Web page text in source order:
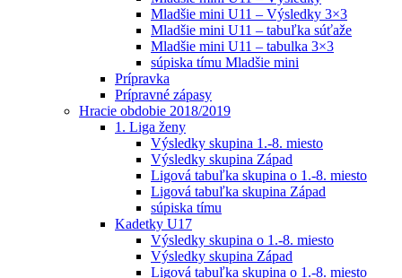
Mladšie mini U11 – Výsledky 3×3
Mladšie mini U11 – tabuľka súťaže
Mladšie mini U11 – tabulka 3×3
súpiska tímu Mladšie mini
Prípravka
Prípravné zápasy
Hracie obdobie 2018/2019
1. Liga ženy
Výsledky skupina 1.-8. miesto
Výsledky skupina Západ
Ligová tabuľka skupina o 1.-8. miesto
Ligová tabuľka skupina Západ
súpiska tímu
Kadetky U17
Výsledky skupina o 1.-8. miesto
Výsledky skupina Západ
Ligová tabuľka skupina o 1.-8. miesto